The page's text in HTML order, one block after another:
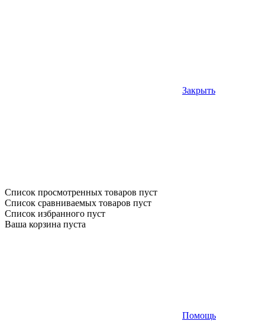
Закрыть
Список просмотренных товаров пуст
Список сравниваемых товаров пуст
Список избранного пуст
Ваша корзина пуста
Помощь